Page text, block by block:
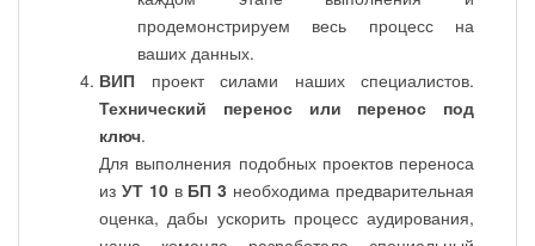
продемонстрируем весь процесс на
ваших данных.
ВИП проект силами наших специалистов.
Технический перенос или перенос под
ключ.
Для выполнения подобных проектов переноса
из УТ 10в БП 3 необходима предварительная
оценка, дабы ускорить процесс аудирования,